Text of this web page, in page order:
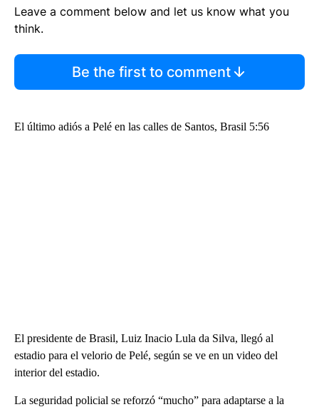
Leave a comment below and let us know what you
think.
Be the first to comment
El último adiós a Pelé en las calles de Santos, Brasil 5:56
El presidente de Brasil, Luiz Inacio Lula da Silva, llegó al
estadio para el velorio de Pelé, según se ve en un video del
interior del estadio.
La seguridad policial se reforzó “mucho” para adaptarse a la